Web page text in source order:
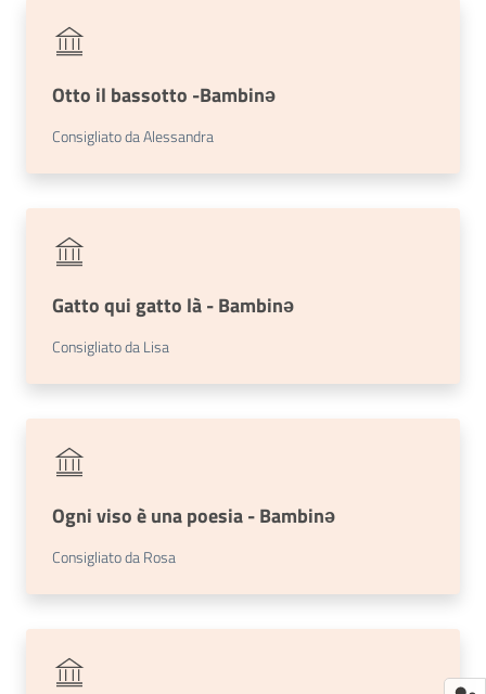
Otto il bassotto -Bambinə
Consigliato da Alessandra
Gatto qui gatto là - Bambinǝ
Consigliato da Lisa
Ogni viso è una poesia - Bambinǝ
Consigliato da Rosa